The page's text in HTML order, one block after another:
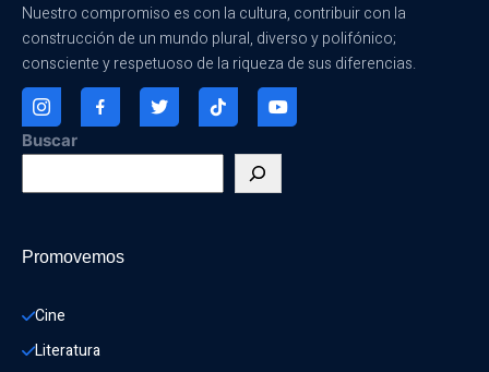
Nuestro compromiso es con la cultura, contribuir con la
construcción de un mundo plural, diverso y polifónico;
consciente y respetuoso de la riqueza de sus diferencias.
Buscar
Promovemos
Cine
Literatura